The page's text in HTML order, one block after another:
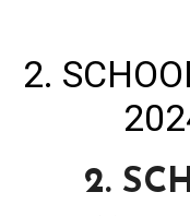
2.
2.